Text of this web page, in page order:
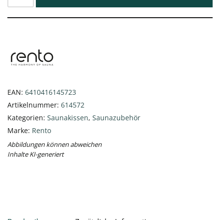
EAN: 6410416145723
Artikelnummer: 614572
Kategorien: Saunakissen, Saunazubehör
Marke: Rento
Abbildungen können abweichen
Inhalte KI-generiert